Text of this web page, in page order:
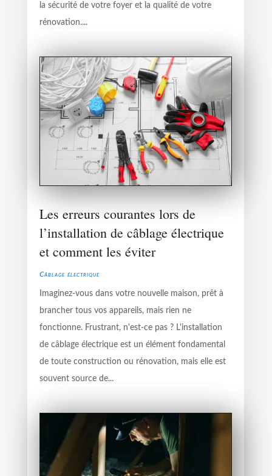
la sécurité de votre foyer et la qualité de votre
rénovation....
Les erreurs courantes lors de
l’installation de câblage électrique
et comment les éviter
Câblage électrique
Imaginez-vous dans votre nouvelle maison, prêt à
brancher tous vos appareils, mais rien ne
fonctionne. Frustrant, n'est-ce pas ? L'installation
de câblage électrique est un élément fondamental
de toute construction ou rénovation, mais elle est
souvent source de...